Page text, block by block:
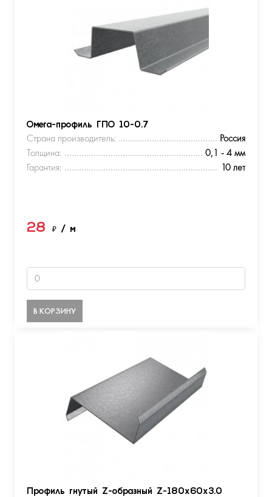
Омега-профиль ГПО 10-0.7
Страна производитель:
Россия
Толщина:
0,1 - 4 мм
Гарантия:
10 лет
28 ₽ / м
В КОРЗИНУ
Профиль гнутый Z-образный Z-180х60х3.0